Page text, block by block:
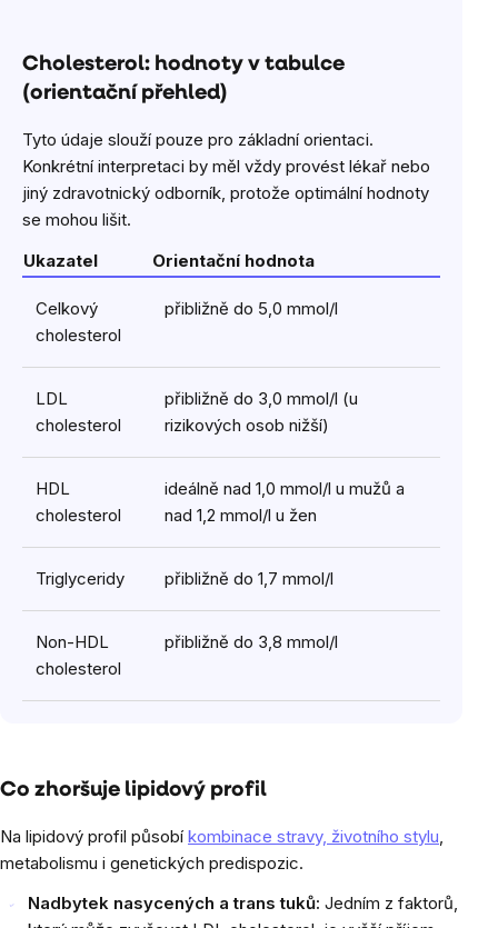
Cholesterol: hodnoty v tabulce
(orientační přehled)
Tyto údaje slouží pouze pro základní orientaci.
Konkrétní interpretaci by měl vždy provést lékař nebo
jiný zdravotnický odborník, protože optimální hodnoty
se mohou lišit.
Ukazatel
Orientační hodnota
Celkový
cholesterol
přibližně do 5,0 mmol/l
LDL
cholesterol
přibližně do 3,0 mmol/l (u
rizikových osob nižší)
HDL
cholesterol
ideálně nad 1,0 mmol/l u mužů a
nad 1,2 mmol/l u žen
Triglyceridy přibližně do 1,7 mmol/l
Non-HDL
cholesterol
přibližně do 3,8 mmol/l
Co zhoršuje lipidový profil
Na lipidový profil působí kombinace stravy, životního stylu
metabolismu i genetických predispozic.
Nadbytek nasycených a trans tuků: Jedním z faktorů,